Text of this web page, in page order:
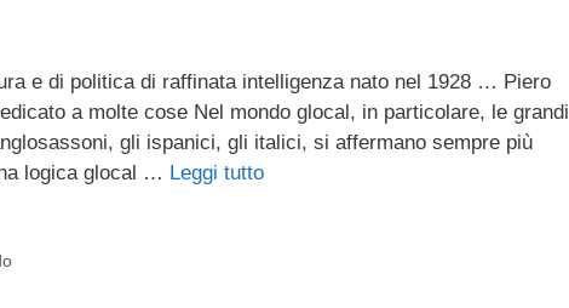
e di politica di raffinata intelligenza nato nel 1928 … Piero
a molte cose Nel mondo glocal, in particolare, le grandi
gli ispanici, gli italici, si affermano sempre più
logica glocal … Leggi tutto